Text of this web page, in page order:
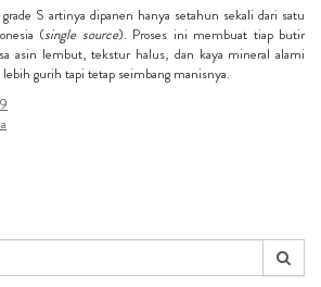
S artinya dipanen hanya setahun sekali dari satu
(single source). Proses ini membuat tiap butir
asin lembut, tekstur halus, dan kaya mineral alami
gurih tapi tetap seimbang manisnya.